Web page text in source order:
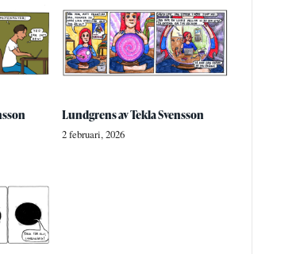
Lundgrens av Tekla Svensson
2 februari, 2026